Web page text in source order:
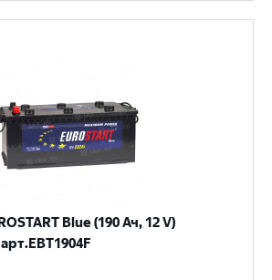
Blue (190 Ач, 12 V)